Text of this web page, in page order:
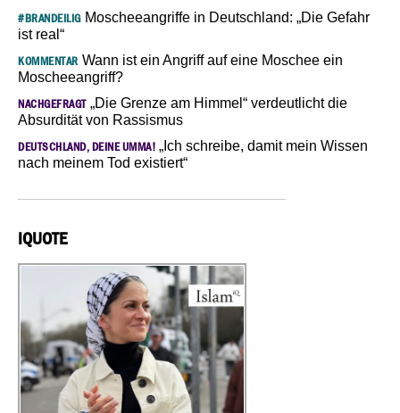
#BRANDEILIGMoscheeangriffe in Deutschland: „Die Gefahr
ist real“
KOMMENTAR Wann ist ein Angriff auf eine Moschee ein
Moscheeangriff?
NACHGEFRAGT„Die Grenze am Himmel“ verdeutlicht die
Absurdität von Rassismus
DEUTSCHLAND, DEINE UMMA! „Ich schreibe, damit mein Wissen
nach meinem Tod existiert“
IQUOTE